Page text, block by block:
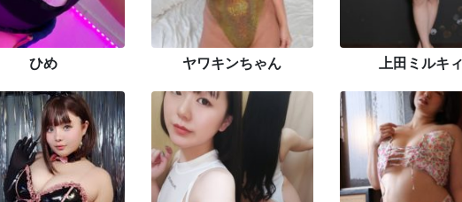
ひめ ヤワキンちゃん 上田ミルキ